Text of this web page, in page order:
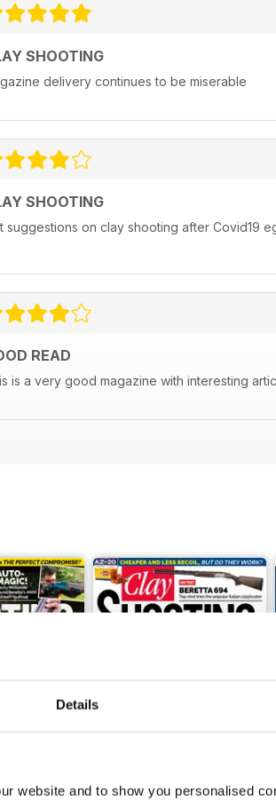
Details
website and to show you personalised
SHOOTING
delivery continues to be miserable
SHOOTING
suggestions on clay shooting after Covid19
READ
is a very good magazine with interesting